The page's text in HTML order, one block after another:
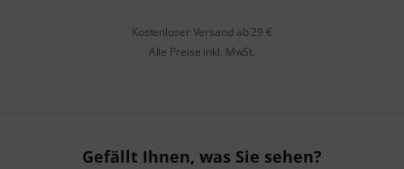
Kostenloser Versand ab 29 €
Alle Preise inkl. MwSt.
Gefällt Ihnen, was Sie sehen?